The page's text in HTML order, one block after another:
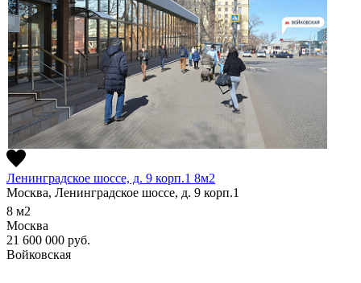
Ленинградское шоссе, д. 9 корп.1 8м2
Москва, Ленинградское шоссе, д. 9 корп.1
8 м2
Москва
21 600 000 руб.
Войковская